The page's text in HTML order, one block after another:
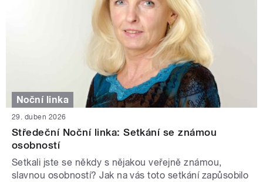
Noční linka
29. duben 2026
Středeční Noční linka: Setkání se známou
osobností
Setkali jste se někdy s nějakou veřejně známou,
slavnou osobností? Jak na vás toto setkání zapůsobilo